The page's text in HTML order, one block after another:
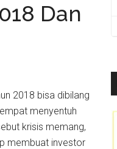
Dan
2018 bisa dibilang
menyentuh
krisis memang,
membuat investor